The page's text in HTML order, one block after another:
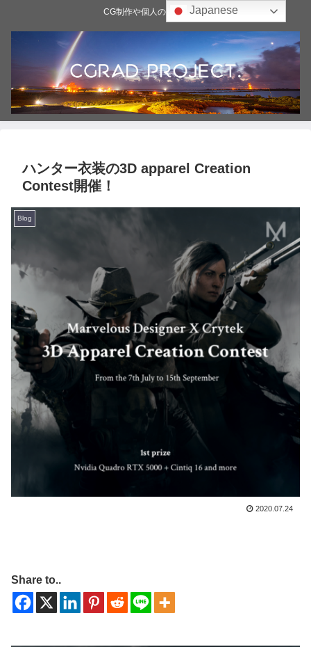
CG制作や個人の雑記ブログ
ハンター衣装の3D apparel Creation
Contest開催！
Blog
2020.07.24
Share to..
Japanese